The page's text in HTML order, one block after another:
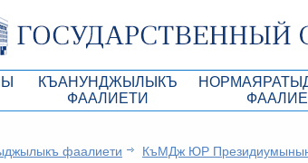
КЪАНУНДЖЫЛЫКЪ
ФААЛИЕТИ
Бюджет Республики Крым Кунь
фаалиети КъМДж ЮР